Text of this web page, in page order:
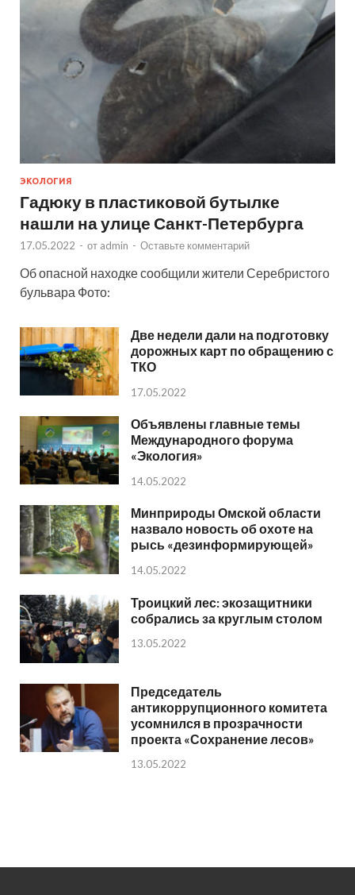
ЭКОЛОГИЯ
Гадюку в пластиковой бутылке
нашли на улице Санкт-Петербурга
17.05.2022 - от admin - Оставьте комментарий
Об опасной находке сообщили жители Серебристого
бульвара Фото:
Две недели дали на подготовку
дорожных карт по обращению с
ТКО
17.05.2022
Объявлены главные темы
Международного форума
«Экология»
14.05.2022
Минприроды Омской области
назвало новость об охоте на
рысь «дезинформирующей»
14.05.2022
Троицкий лес: экозащитники
собрались за круглым столом
13.05.2022
Председатель
антикоррупционного комитета
усомнился в прозрачности
проекта «Сохранение лесов»
13.05.2022